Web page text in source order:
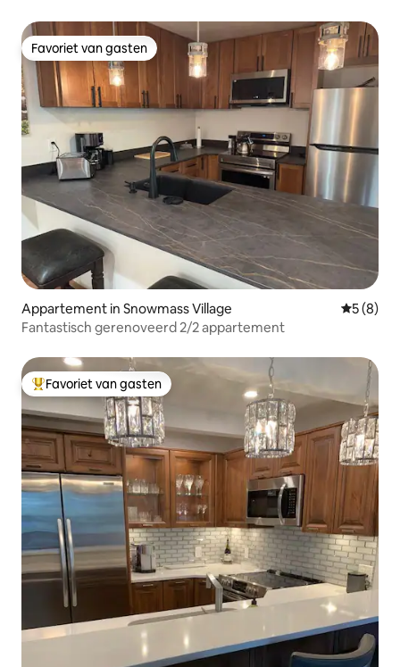
Favoriet van gasten
Favoriet van gasten
Appartement in Snowmass Village
5 (8)
Fantastisch gerenoveerd 2/2 appartement
Topfavoriet van gasten
Favoriet van gasten